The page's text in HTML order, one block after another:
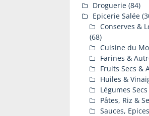
Droguerie (84)
Epicerie Salée
Conserves &
(68)
Cuisine du
Farines &
Fruits Secs &
Huiles &
Légumes
Pâtes, Riz &
Sauces,